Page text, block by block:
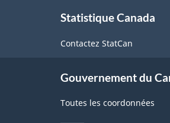
Statistique Canada
Contactez StatCan
Gouvernement du
Toutes les coordonnées